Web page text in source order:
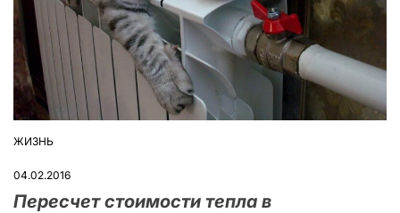
ОПУБЛІКУВАТИ
ЖИЗНЬ
04.02.2016
Пересчет стоимости тепла в